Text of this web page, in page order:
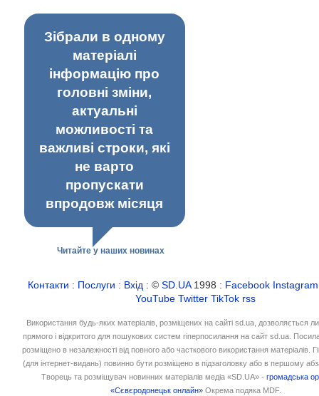
Зібрали в одному
матеріалі
інформацію про
головні зміни,
актуальні
можливості та
важливі строки, які
не варто
пропускати
впродовж місяця
Читайте у наших новинах
Контакти : Послуги : Вхід : ©SD.UA1998 : Facebook Instagram
YouTube Twitter TikTok rss
Використання будь-яких матеріалів, розміщених на сайті sd.ua, дозволяється
прямого і відкритого для пошукових систем гіперпосилання на сайт sd.ua.
розміщено в незалежності від повного або часткового використання матеріалів.
(для інтернет-видань) повинно бути розміщено в підзаголовку або в першому
Творець та розміщувач новинних матеріалів медіа «SD.UA» -громадська
«Сєвєродонецьк онлайн» Окрема подяка MDF.